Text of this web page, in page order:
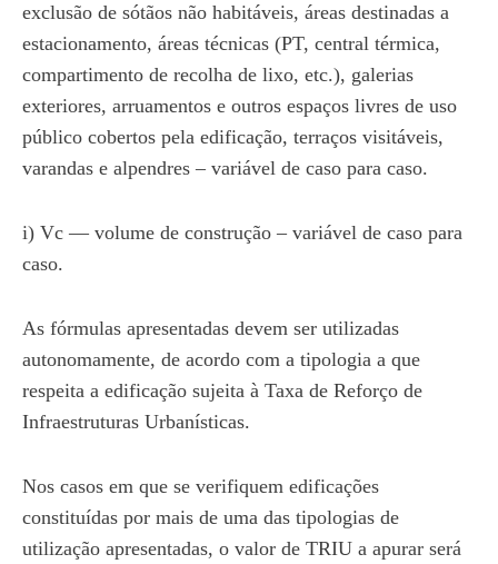
exclusão de sótãos não habitáveis, áreas destinadas a
estacionamento, áreas técnicas (PT, central térmica,
compartimento de recolha de lixo, etc.), galerias
exteriores, arruamentos e outros espaços livres de uso
público cobertos pela edificação, terraços visitáveis,
varandas e alpendres – variável de caso para caso.
i) Vc — volume de construção – variável de caso para
caso.
As fórmulas apresentadas devem ser utilizadas
autonomamente, de acordo com a tipologia a que
respeita a edificação sujeita à Taxa de Reforço de
Infraestruturas Urbanísticas.
Nos casos em que se verifiquem edificações
constituídas por mais de uma das tipologias de
utilização apresentadas, o valor de TRIU a apurar será